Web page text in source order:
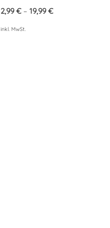
2,99€ –19,99€
inkl. MwSt.